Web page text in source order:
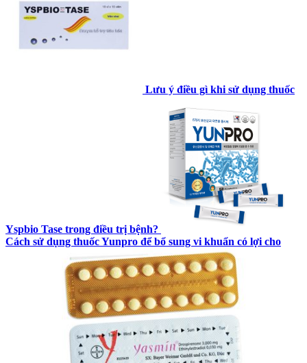
Lưu ý điều gì khi sử dụng thuốc
Yspbio Tase trong điều trị bệnh?
Cách sử dụng thuốc Yunpro để bổ sung vi khuẩn có lợi cho